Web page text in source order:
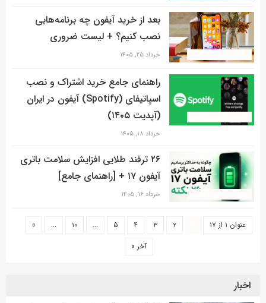
بعد از خرید آیفون چه برنامه‌هایی
نصب کنیم؟ + لیست ضروری
خرداد ۲۵, ۱۴۰۵
راهنمای جامع خرید اشتراک و نصب
اسپاتیفای (Spotify) آیفون در ایران
(آپدیت ۱۴۰۵)
خرداد ۱۸, ۱۴۰۵
۲۶ ترفند طلایی افزایش سلامت باتری
آیفون ۱۷ + [راهنمای جامع]
خرداد ۱۶, ۱۴۰۵
عنوان ۱ از ۱۷ ۲ ۳ ۴ ۵ ... ۱۰ ...
»
آخر »
اخبار